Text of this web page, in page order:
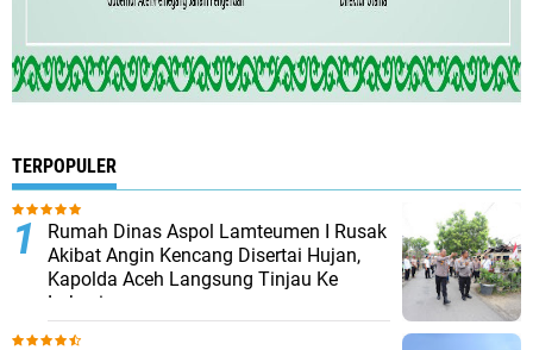
TERPOPULER
Rumah Dinas Aspol Lamteumen I Rusak
Akibat Angin Kencang Disertai Hujan,
Kapolda Aceh Langsung Tinjau Ke
Lokasi